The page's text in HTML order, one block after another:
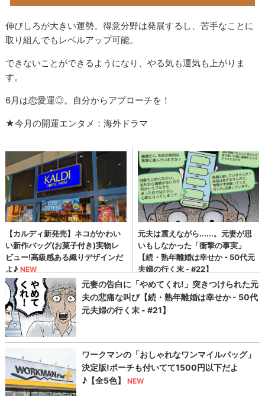
伸びしろが大きい運勢。得意分野は発展するし、苦手なことに
取り組んでもレベルアップ可能。
できないことができるようになり、やる気も運気も上がりま
す。
6月は恋愛運◎。自分からアプローチを！
★今月の開運エンタメ：海外ドラマ